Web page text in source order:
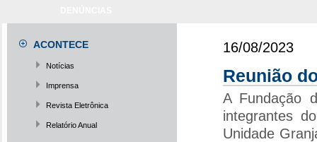
ACONTECE
Notícias
Imprensa
Revista Eletrônica
Relatório Anual
16/08/2023
Reunião
A Fundação
integrantes
Unidade